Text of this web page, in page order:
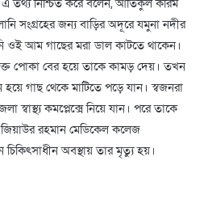
তথ্য নিশ্চিত করে বলেন, আতিকুল করিম
সংগ্রহের জন্য বাড়ির অদূরে যমুনা নদীর
ওই আম গাছের মরা ডাল কাটতে থাকেন।
পোকা বের হয়ে তাকে কামড় দেয়। তখন
গাছ থেকে মাটিতে পড়ে যান। স্বজনরা
স্বাস্থ্য কমপ্লেক্সে নিয়ে যান। পরে তাকে
রহমান মেডিকেল কলেজ
অবস্থায় তার মৃত্যু হয়।